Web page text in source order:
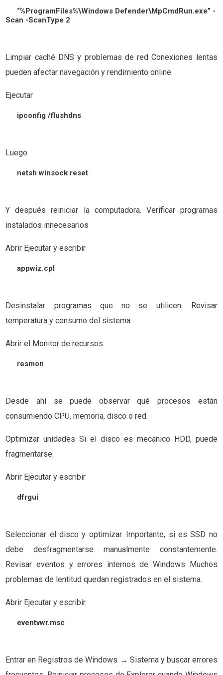
“%ProgramFiles%\Windows Defender\MpCmdRun.exe” -
Scan -ScanType 2
Limpiar caché DNS y problemas de red Conexiones lentas
pueden afectar navegación y rendimiento online.
Ejecutar
ipconfig /flushdns
Luego
netsh winsock reset
Y después reiniciar la computadora. Verificar programas
instalados innecesarios
Abrir Ejecutar y escribir
appwiz.cpl
Desinstalar programas que no se utilicen. Revisar
temperatura y consumo del sistema
Abrir el Monitor de recursos
resmon
Desde ahí se puede observar qué procesos están
consumiendo CPU, memoria, disco o red.
Optimizar unidades Si el disco es mecánico HDD, puede
fragmentarse.
Abrir Ejecutar y escribir
dfrgui
Seleccionar el disco y optimizar. Importante, si es SSD no
debe desfragmentarse manualmente constantemente.
Revisar eventos y errores internos de Windows Muchos
problemas de lentitud quedan registrados en el sistema.
Abrir Ejecutar y escribir
eventvwr.msc
Entrar en Registros de Windows → Sistema y buscar errores